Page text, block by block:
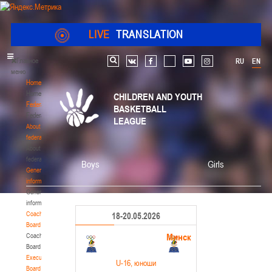
LIVE TRANSLATION
Главное
меню
Home
Home
Federation
Federation
About
federation
About
federation
General
information
General
information
Coaching
Board
Coaching
Board
Executive
Board
RU EN
Search vk facebook youtube instagram
CHILDREN AND YOUTH
BASKETBALL
LEAGUE
Boys Girls
18-20.05.2026
Минск
U-16 , юноши